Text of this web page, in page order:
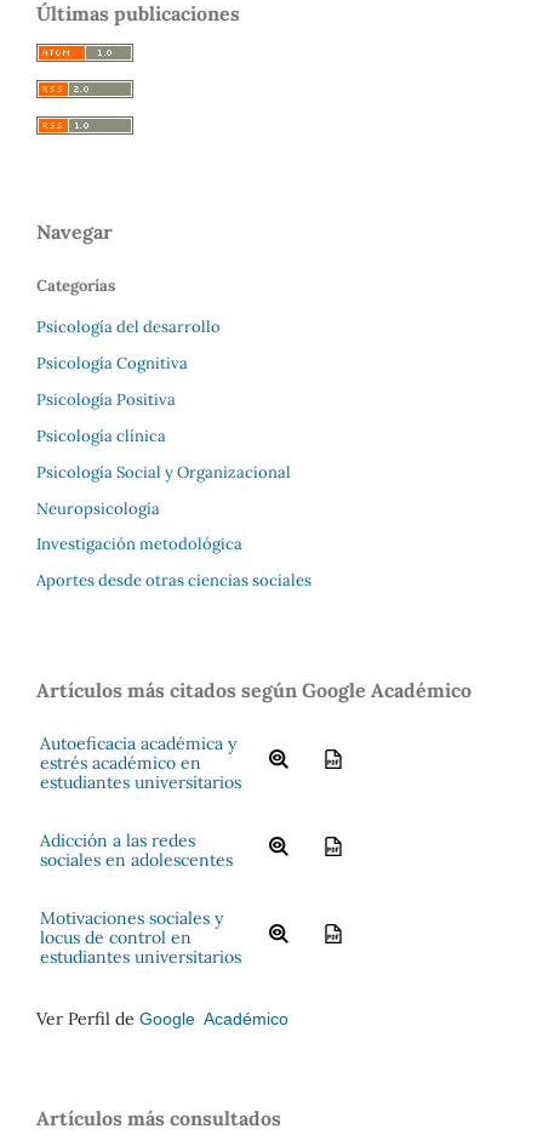
Últimas publicaciones
Navegar
Categorías
Psicología del desarrollo
Psicología Cognitiva
Psicología Positiva
Psicología clínica
Psicología Social y Organizacional
Neuropsicología
Investigación metodológica
Aportes desde otras ciencias sociales
Artículos más citados según Google Académico
Autoeficacia académica y
estrés académico en
estudiantes universitarios
Adicción a las redes
sociales en adolescentes
Motivaciones sociales y
locus de control en
estudiantes universitarios
Ver Perfil de Google Académico
Artículos más consultados